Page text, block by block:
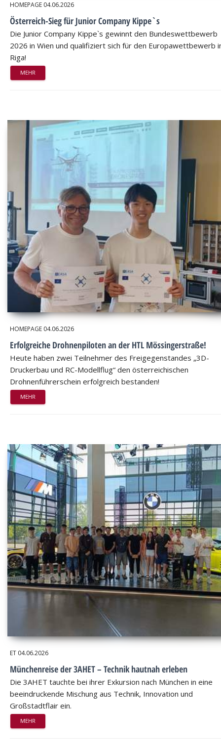
HOMEPAGE 04.06.2026
Österreich-Sieg für Junior Company Kippe`s
Die Junior Company Kippe`s gewinnt den Bundeswettbewerb
2026 in Wien und qualifiziert sich für den Europawettbewerb
Riga!
MEHR
HOMEPAGE 04.06.2026
Erfolgreiche Drohnenpiloten an der HTL Mössingerstraße!
Heute haben zwei Teilnehmer des Freigegenstandes „3D-
Druckerbau und RC-Modellflug“ den österreichischen
Drohnenführerschein erfolgreich bestanden!
MEHR
ET 04.06.2026
Münchenreise der 3AHET – Technik hautnah erleben
Die 3AHET tauchte bei ihrer Exkursion nach München in eine
beeindruckende Mischung aus Technik, Innovation und
Großstadtflair ein.
MEHR